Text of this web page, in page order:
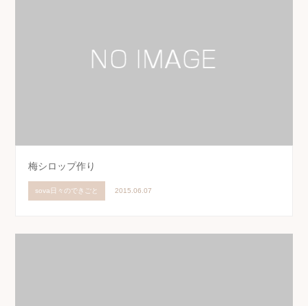
梅シロップ作り
sova日々のできごと 2015.06.07